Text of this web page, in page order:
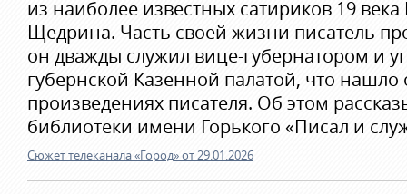
из наиболее известных сатириков 19
Щедрина. Часть своей жизни писатель
он дважды служил вице-губернатором и
губернской Казенной палатой, что
произведениях писателя. Об этом
библиотеки имени Горького «Писал и
Сюжет телеканала «Город» от 29.01.2026